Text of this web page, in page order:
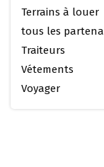
Terrains à louer
tous les
Traiteurs
Vétements
Voyager